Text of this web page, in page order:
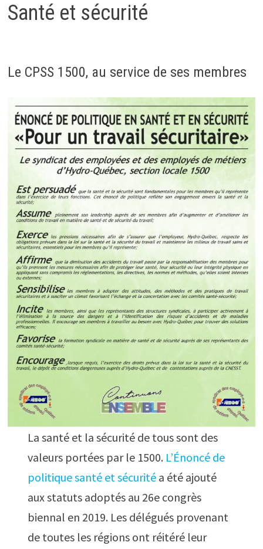
Santé et sécurité
Le CPSS 1500, au service de ses membres
La santé et la sécurité de tous sont des
valeurs portées par le 1500. L’Énoncé de
politique santé et sécuritéa été ajouté
aux statuts adoptés au 26e congrès
biennal en 2019. Les délégués provenant
de toutes les régions ont réitéré leur